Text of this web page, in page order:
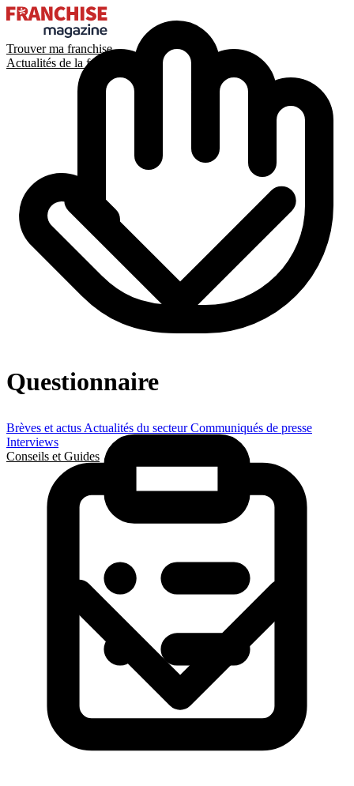
Trouver ma franchise
Actualités de la franchise
Brèves et actus Actualités du secteurCommuniqués de presse
Interviews
Conseils et Guides
Questionnaire